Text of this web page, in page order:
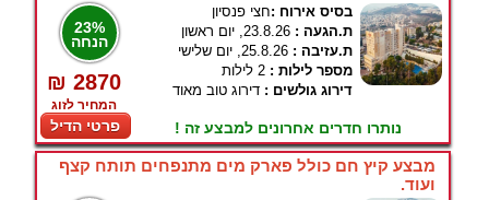
23%
הנחה
₪ 2870
המחיר לזוג
פרטי הדיל
בסיס אירוח :חצי פנסיון
ת.הגעה : 23.8.26, יום ראשון
ת.עזיבה : 25.8.26, יום שלישי
מספר לילות : 2 לילות
דירוג גולשים : דירוג טוב מאוד
נותרו חדרים אחרונים למבצע זה !
מבצע קיץ חם כולל פארק מים מתנפחים תותח קצף
ועוד.